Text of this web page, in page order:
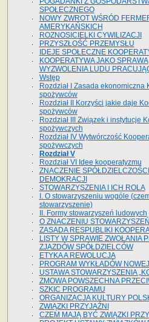
SPOŁECZNEGO
NOWY ZWROT WŚRÓD
AMERYKAŃSKICH
ROZNOSICIELKI CYWILIZACJI
PRZYSZŁOŚĆ PRZEMYSŁU
IDEJE SPOŁECZNE
KOOPERATYWA JAKO SPRAWA
WYZWOLENIA LUDU
Wstęp
Rozdział I Zasada ekonomiczna
spożywców
Rozdział II Korzyści jakie daje
spożywców
Rozdział III Związek i instytucje
spożywczych
Rozdział IV Wytwórczość
spożywczych
Rozdział V
Rozdział VI Idee kooperatyzmu
ZNACZENIE
DEMOKRACJI
STOWARZYSZENIA I ICH ROLA
I. O stowarzyszeniu wogóle
stowarzyszenie)
II. Formy stowarzyszeń ludowych
O ZNACZENIU STOWARZYSZEŃ
ZASADA RESPUBLIKI
LISTY W SPRAWIE ZWOŁANIA
ZJAZDÓW SPÓŁDZIELCÓW
ETYKA A REWOLUCJA
PROGRAM WYKŁADÓW
USTAWA STOWARZYSZENIA
ZMOWA POWSZECHNA
SZKIC PROGRAMU
ORGANIZACJA KULTURY
ZWIĄZKI PRZYJAŹNI
CZEM MAJĄ BYĆ ZWIĄZKI